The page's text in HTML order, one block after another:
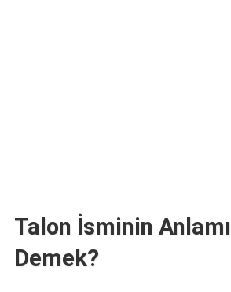
Talon İsminin
Demek?